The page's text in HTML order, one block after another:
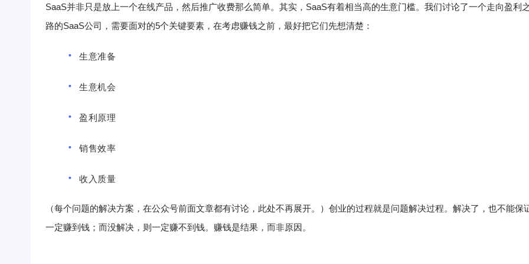
SaaS并非只是放上一个在线产品，然后推广收费那么简单。其实，SaaS有着相当高的生意门槛。 我们讨论了一个走向盈利
路的SaaS公司，需要面对的5个关键要素，在考虑赚钱之前，最好把它们先想清楚：
生意准备
生意机会
盈利原理
销售效率
收入质量
（每个问题的解决方案，在公众号前面文章都有讨论，此处不再展开。） 创业的过程就是问题解决过程。解决了，也不能保
一定赚到钱；而没解决，则一定赚不到钱。 赚钱是结果，而非原因。